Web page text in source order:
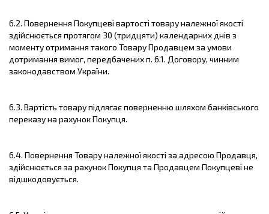
6.2. Повернення Покупцеві вартості товару належної якості
здійснюється протягом 30 (тридцяти) календарних днів з
моменту отримання такого Товару Продавцем за умови
дотримання вимог, передбачених п. 6.1. Договору, чинним
законодавством України.
6.3. Вартість товару підлягає поверненню шляхом банківського
переказу на рахунок Покупця.
6.4. Повернення Товару належної якості за адресою Продавця,
здійснюється за рахунок Покупця та Продавцем Покупцеві не
відшкодовується.